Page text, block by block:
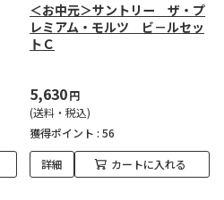
＜お中元＞サントリー ザ・プ
レミアム・モルツ ビ－ルセッ
トＣ
5,630円
(送料・税込)
獲得ポイント : 56
詳細 カートに入れる